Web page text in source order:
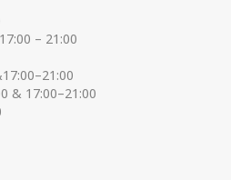
– 21:00
& 17:00–21:00